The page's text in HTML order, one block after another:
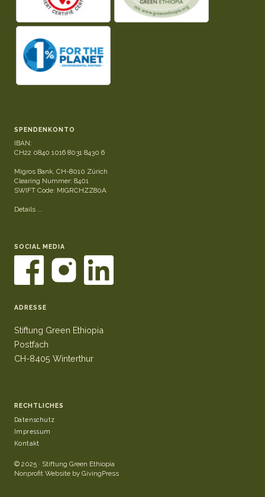
SPENDENKONTO
IBAN:
CH22 0840 1016 8031 8430 6
Migros Bank, CH-8010 Zürich
Clearing Nummer: 8401
SWIFT Code: MIGRCHZZ80A
Details ...
SOCIAL MEDIA
ADRESSE
Stiftung Green Ethiopia
Postfach
CH-8405 Winterthur
RECHTLICHES
Datenschutz
Impressum
Kontakt
© 2025 · Stiftung Green Ethiopia
Nonprofit Website by GivingPress